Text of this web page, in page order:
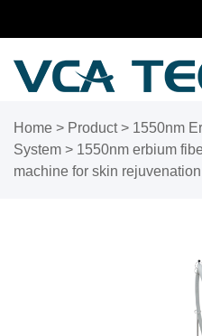
Home > Product> 1550nm
System > 1550nm erbium
machine for skin rejuvenation